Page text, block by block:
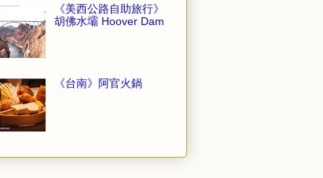
《美西公路自助旅行》
胡佛水壩 Hoover Dam
《台南》阿官火鍋